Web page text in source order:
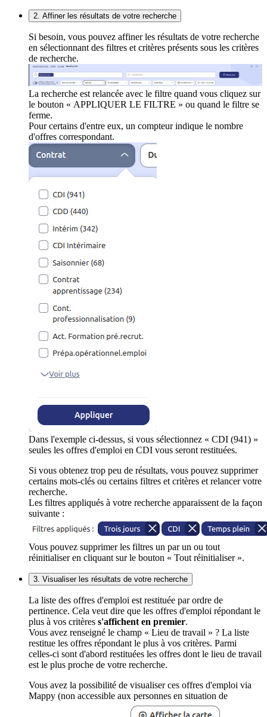
2. Affiner les résultats de votre recherche
Si besoin, vous pouvez affiner les résultats de votre recherche
en sélectionnant des filtres et critères présents sous les critères
de recherche.
La recherche est relancée avec le filtre quand vous cliquez sur
le bouton « APPLIQUER LE FILTRE » ou quand le filtre se
ferme.
Pour certains d'entre eux, un compteur indique le nombre
d'offres correspondant.
Dans l'exemple ci-dessus, si vous sélectionnez « CDI (941) »
seules les offres d'emploi en CDI vous seront restituées.
Si vous obtenez trop peu de résultats, vous pouvez supprimer
certains mots-clés ou certains filtres et critères et relancer votre
recherche.
Les filtres appliqués à votre recherche apparaissent de la façon
suivante :
Vous pouvez supprimer les filtres un par un ou tout
réinitialiser en cliquant sur le bouton « Tout réinitialiser ».
3. Visualiser les résultats de votre recherche
La liste des offres d'emploi est restituée par ordre de
pertinence. Cela veut dire que les offres d'emploi répondant le
plus à vos critères s'affichent en premier.
Vous avez renseigné le champ « Lieu de travail » ? La liste
restitue les offres répondant le plus à vos critères. Parmi
celles-ci sont d'abord restituées les offres dont le lieu de travail
est le plus proche de votre recherche.
Vous avez la possibilité de visualiser ces offres d'emploi via
Mappy (non accessible aux personnes en situation de